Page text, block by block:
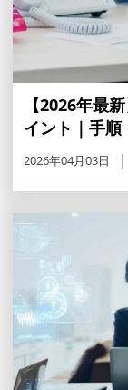
【2026年最
イント｜手順
2026年04月03日